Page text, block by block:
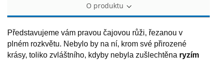
O produktu
Představujeme vám pravou čajovou růži, řezanou v
plném rozkvětu. Nebylo by na ní, krom své přirozené
krásy, toliko zvláštního, kdyby nebyla zušlechtěna ryzím